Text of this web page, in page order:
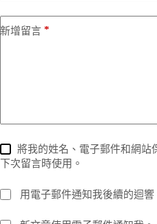
新增留言 *
將我的姓名、電子郵件和網站
下次留言時使用。
用電子郵件通知我後續的迴響